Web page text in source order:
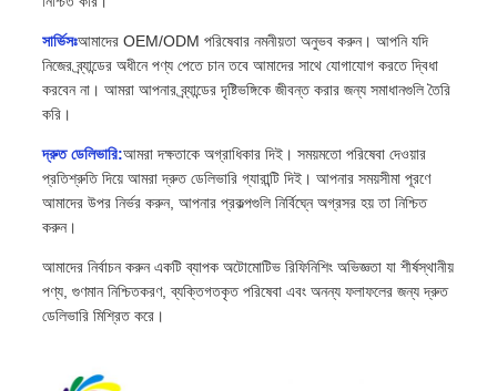
সার্ভিসঃআমাদের OEM/ODM পরিষেবার নমনীয়তা অনুভব করুন। আপনি যদি
নিজের ব্র্যান্ডের অধীনে পণ্য পেতে চান তবে আমাদের সাথে যোগাযোগ করতে দ্বিধা
করবেন না। আমরা আপনার ব্র্যান্ডের দৃষ্টিভঙ্গিকে জীবন্ত করার জন্য সমাধানগুলি তৈরি
করি।
দ্রুত ডেলিভারি:আমরা দক্ষতাকে অগ্রাধিকার দিই। সময়মতো পরিষেবা দেওয়ার
প্রতিশ্রুতি দিয়ে আমরা দ্রুত ডেলিভারি গ্যারান্টি দিই। আপনার সময়সীমা পূরণে
আমাদের উপর নির্ভর করুন, আপনার প্রকল্পগুলি নির্বিঘ্নে অগ্রসর হয় তা নিশ্চিত
করুন।
আমাদের নির্বাচন করুন একটি ব্যাপক অটোমোটিভ রিফিনিশিং অভিজ্ঞতা যা শীর্ষস্থানীয়
পণ্য, গুণমান নিশ্চিতকরণ, ব্যক্তিগতকৃত পরিষেবা এবং অনন্য ফলাফলের জন্য দ্রুত
ডেলিভারি মিশ্রিত করে।